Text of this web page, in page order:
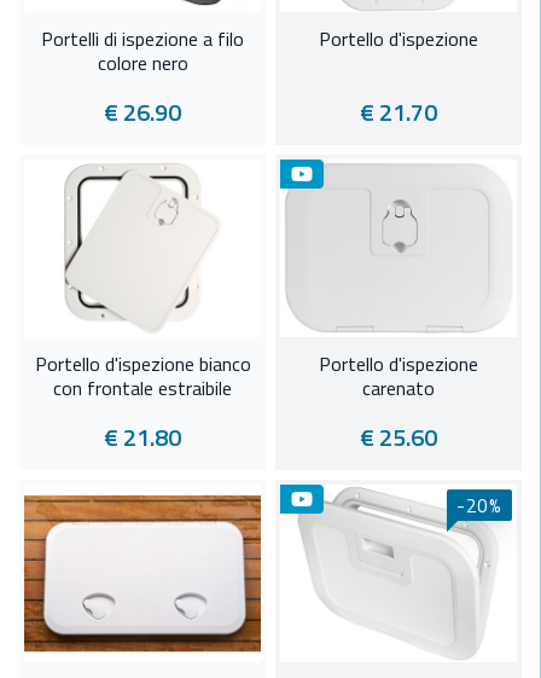
Portelli di ispezione a filo
colore nero
€ 26.90
Portello d'ispezione
€ 21.70
Portello d'ispezione bianco
con frontale estraibile
€ 21.80
Portello d'ispezione
carenato
€ 25.60
-20%